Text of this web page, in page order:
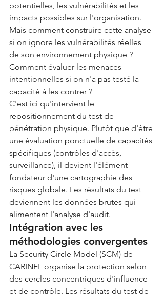
potentielles, les vulnérabilités et les
impacts possibles sur l'organisation.
Mais comment construire cette analyse
si on ignore les vulnérabilités réelles
de son environnement physique ?
Comment évaluer les menaces
intentionnelles si on n'a pas testé la
capacité à les contrer ?
C'est ici qu'intervient le
repositionnement du test de
pénétration physique. Plutôt que d'être
une évaluation ponctuelle de capacités
spécifiques (contrôles d'accès,
surveillance), il devient l'élément
fondateur d'une cartographie des
risques globale. Les résultats du test
deviennent les données brutes qui
alimentent l'analyse d'audit.
Intégration avec les
méthodologies convergentes
La Security Circle Model (SCM) de
CARINEL organise la protection selon
des cercles concentriques d'influence
et de contrôle. Les résultats du test de